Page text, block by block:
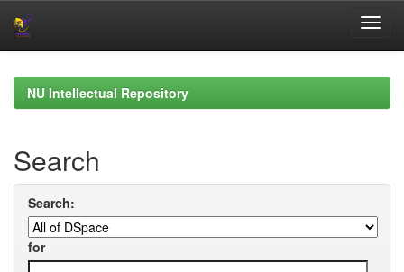
navigationNU Intellectual Repository
Search
Search:
for